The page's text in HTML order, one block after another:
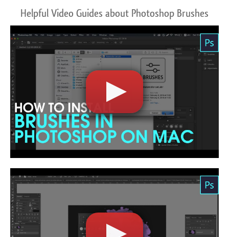
Helpful Video Guides about Photoshop Brushes